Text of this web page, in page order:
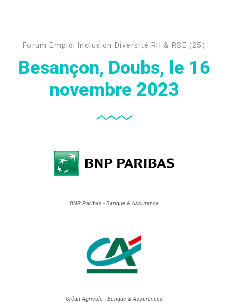
Forum Emploi Inclusion Diversité RH & RSE (25)
Besançon, Doubs, le 16
novembre 2023​
BNP Paribas - Banque & Assurance
Crédit Agricole - Banque & Assurances